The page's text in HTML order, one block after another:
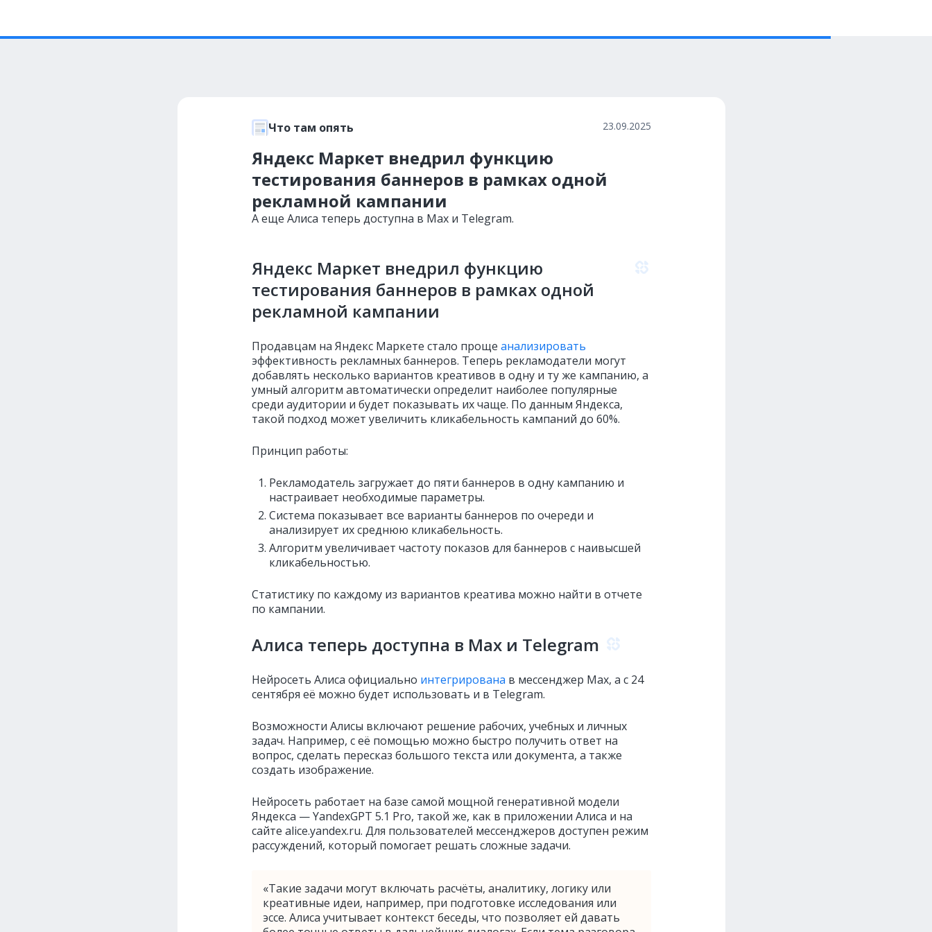
Что там опять 23.09.2025
Яндекс Маркет внедрил функцию
тестирования баннеров в рамках одной
рекламной кампании
А еще Алиса теперь доступна в Max и Telegram.
Яндекс Маркет внедрил функцию
тестирования баннеров в рамках одной
рекламной кампании
Продавцам на Яндекс Маркете стало проще анализировать
эффективность рекламных баннеров. Теперь рекламодатели могут
добавлять несколько вариантов креативов в одну и ту же кампанию, а
умный алгоритм автоматически определит наиболее популярные
среди аудитории и будет показывать их чаще. По данным Яндекса,
такой подход может увеличить кликабельность кампаний до 60%.
Принцип работы:
Рекламодатель загружает до пяти баннеров в одну кампанию и
настраивает необходимые параметры.
Система показывает все варианты баннеров по очереди и
анализирует их среднюю кликабельность.
Алгоритм увеличивает частоту показов для баннеров с наивысшей
кликабельностью.
Статистику по каждому из вариантов креатива можно найти в отчете
по кампании.
Алиса теперь доступна в Max и Telegram
Нейросеть Алиса официально интегрирована в мессенджер Max, а с 24
сентября её можно будет использовать и в Telegram.
Возможности Алисы включают решение рабочих, учебных и личных
задач. Например, с её помощью можно быстро получить ответ на
вопрос, сделать пересказ большого текста или документа, а также
создать изображение.
Нейросеть работает на базе самой мощной генеративной модели
Яндекса — YandexGPT 5.1 Pro, такой же, как в приложении Алиса и на
сайте alice.yandex.ru. Для пользователей мессенджеров доступен режим
рассуждений, который помогает решать сложные задачи.
«Такие задачи могут включать расчёты, аналитику, логику или
креативные идеи, например, при подготовке исследования или
эссе. Алиса учитывает контекст беседы, что позволяет ей давать